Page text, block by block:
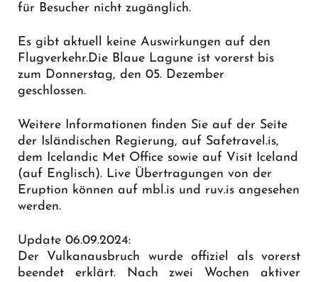
für Besucher nicht zugänglich.
Es gibt aktuell keine Auswirkungen auf den
Flugverkehr.Die Blaue Lagune ist vorerst bis
zum Donnerstag, den 05. Dezember
geschlossen.
Weitere Informationen finden Sie auf der Seite
der Isländischen Regierung, auf Safetravel.is,
dem Icelandic Met Office sowie auf Visit Iceland
(auf Englisch). Live Übertragungen von der
Eruption können auf mbl.is und ruv.is angesehen
werden.
Update 06.09.2024:
Der Vulkanausbruch wurde offiziel als vorerst
beendet erklärt. Nach zwei Wochen aktiver